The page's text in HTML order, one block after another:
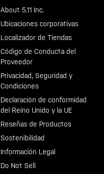
About 5.11 Inc.
Ubicaciones corporativas
Localizador de Tiendas
Código de Conducta del
Proveedor
Privacidad, Seguridad y
Condiciones
Declaración de conformidad
del Reino Unido y la UE
Reseñas de Productos
Sostenibilidad
Información Legal
Do Not Sell